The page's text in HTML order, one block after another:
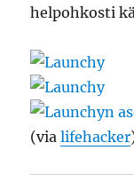
helpohkosti
(vialifehacker